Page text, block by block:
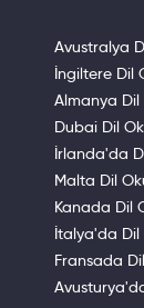
Avustralya
İngiltere Dil
Almanya Dil
Dubai Dil
İrlanda'da
Malta Dil
Kanada Dil
İtalya'da Dil
Fransada